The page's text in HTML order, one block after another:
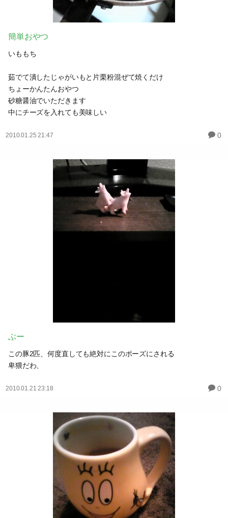
簡単おやつ
いももち
茹でて潰したじゃがいもと片栗粉混ぜて焼くだけ
ちょーかんたんおやつ
砂糖醤油でいただきます
中にチーズを入れても美味しい
2010.01.25 21:47 0
ぶー
この豚2匹、何度直しても絶対にこのポーズにされる
卑猥だわ、
2010.01.21 23:18 0